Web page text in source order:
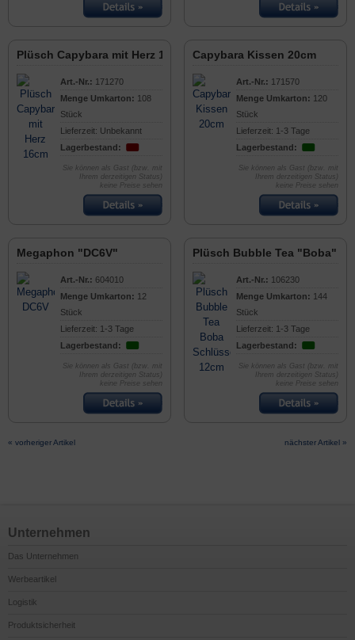
Plüsch Capybara mit Herz 16cm
Art.-Nr.: 171270
Menge Umkarton: 108
Stück
Lieferzeit: Unbekannt
Lagerbestand:
Sie können als Gast (bzw. mit
Ihrem derzeitigen Status)
keine Preise sehen
Capybara Kissen 20cm
Art.-Nr.: 171570
Menge Umkarton: 120
Stück
Lieferzeit: 1-3 Tage
Lagerbestand:
Sie können als Gast (bzw. mit
Ihrem derzeitigen Status)
keine Preise sehen
Megaphon "DC6V"
Art.-Nr.: 604010
Menge Umkarton: 12
Stück
Lieferzeit: 1-3 Tage
Lagerbestand:
Sie können als Gast (bzw. mit
Ihrem derzeitigen Status)
keine Preise sehen
Plüsch Bubble Tea "Boba"
Art.-Nr.: 106230
Menge Umkarton: 144
Stück
Lieferzeit: 1-3 Tage
Lagerbestand:
Sie können als Gast (bzw. mit
Ihrem derzeitigen Status)
keine Preise sehen
« vorheriger Artikel nächster Artikel »
Unternehmen
Das Unternehmen
Werbeartikel
Logistik
Produktsicherheit